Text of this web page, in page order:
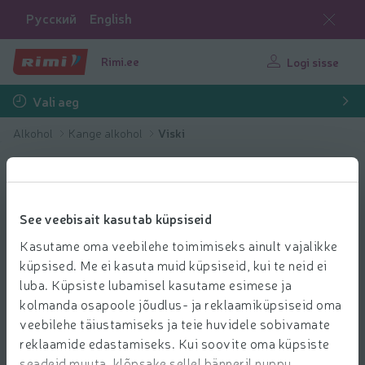
See veebisait kasutab küpsiseid
Kasutame oma veebilehe toimimiseks ainult vajalikke
küpsised. Me ei kasuta muid küpsiseid, kui te neid ei
luba. Küpsiste lubamisel kasutame esimese ja
kolmanda osapoole jõudlus- ja reklaamiküpsiseid oma
veebilehe täiustamiseks ja teie huvidele sobivamate
reklaamide edastamiseks. Kui soovite oma küpsiste
Русский English
Rimi.ee Logi sisse
Vali aeg
Alkohol Kange alkohol Viski